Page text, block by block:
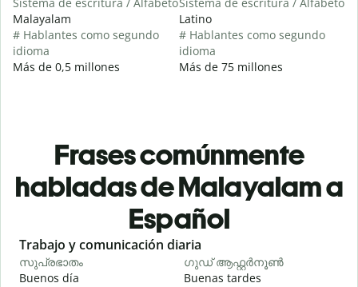
Malayalam
# Hablantes como segundo
idioma
Más de 0,5 millones
Latino
# Hablantes como segundo
idioma
Más de 75 millones
Frases comúnmente
habladas de Malayalam a
Español
Slide 1 of 6
Trabajo y comunicación diaria
സുപ്രഭാതം
Buenos día
ഗുഡ് ആഫ്റ്റർനൂൺ
Buenas tardes